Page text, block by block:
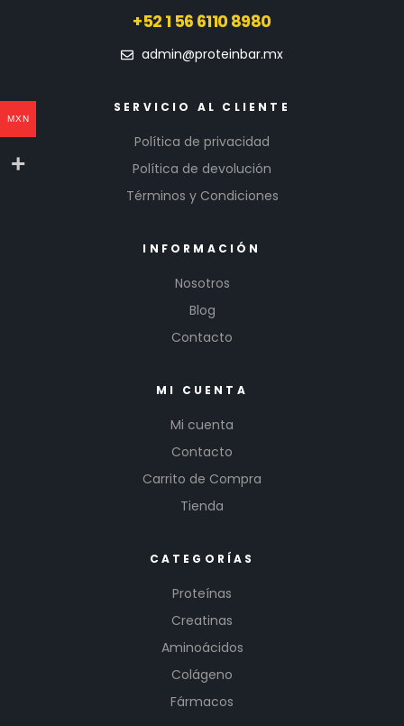
+52 1 56 6110 8980
admin@proteinbar.mx
SERVICIO AL CLIENTE
Política de privacidad
Política de devolución
Términos y Condiciones
INFORMACIÓN
Nosotros
Blog
Contacto
MI CUENTA
Mi cuenta
Contacto
Carrito de Compra
Tienda
CATEGORÍAS
Proteínas
Creatinas
Aminoácidos
Colágeno
Fármacos
MXN